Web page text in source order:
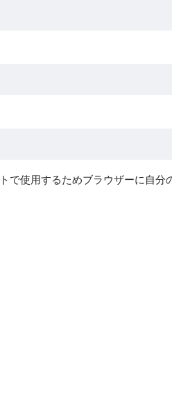
で使用するためブラウザーに自分